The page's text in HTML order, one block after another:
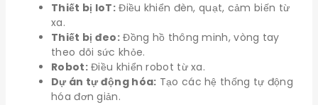
Thiết bị IoT:Điều khiển đèn, quạt, cảm biến từ
xa.
Thiết bị đeo:Đồng hồ thông minh, vòng tay
theo dõi sức khỏe.
Robot:Điều khiển robot từ xa.
Dự án tự động hóa: Tạo các hệ thống tự động
hóa đơn giản.